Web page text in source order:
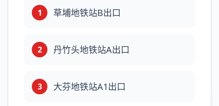
1 草埔地铁站B出口
2 丹竹头地铁站A出口
3 大芬地铁站A1出口